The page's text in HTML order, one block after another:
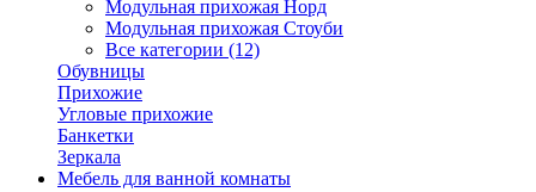
Модульная прихожая Норд
Модульная прихожая Стоуби
Все категории (12)
Обувницы
Прихожие
Угловые прихожие
Банкетки
Зеркала
Мебель для ванной комнаты